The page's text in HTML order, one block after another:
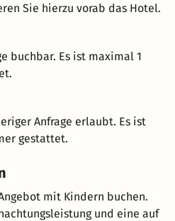
Sie hierzu vorab das Hotel.
buchbar. Es ist maximal 1
Anfrage erlaubt. Es ist
gestattet.
mit Kindern buchen.
und eine auf